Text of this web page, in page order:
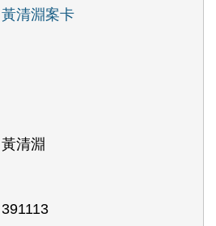
黃清淵案卡
黃清淵
391113